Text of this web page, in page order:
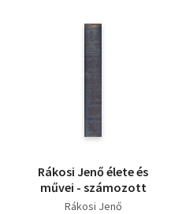
Rákosi Jenő élete és
művei - számozott
Rákosi Jenő